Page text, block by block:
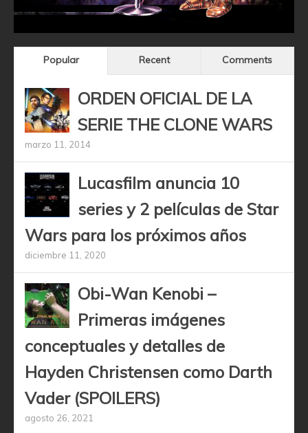
Popular Recent Comments
ORDEN OFICIAL DE LA
SERIE THE CLONE WARS
marzo 11, 2014
Lucasfilm anuncia 10
series y 2 películas de Star
Wars para los próximos años
diciembre 11, 2020
Obi-Wan Kenobi –
Primeras imágenes
conceptuales y detalles de
Hayden Christensen como Darth
Vader (SPOILERS)
agosto 26, 2021